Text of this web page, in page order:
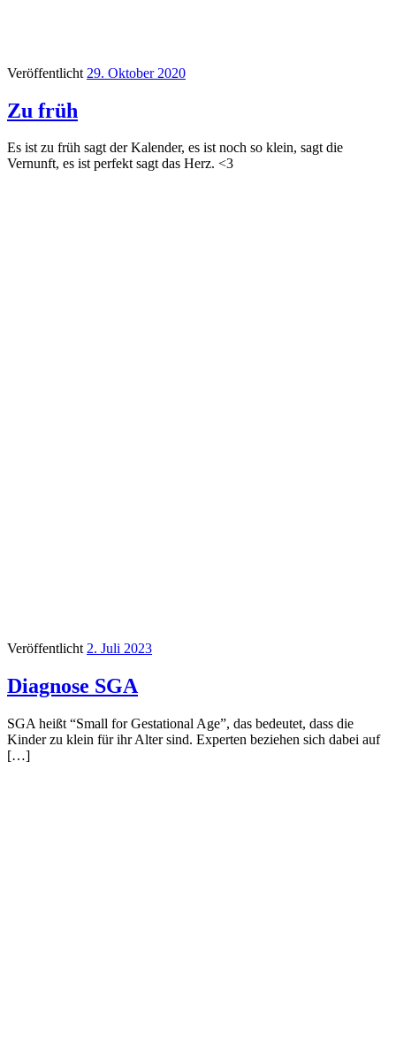
Veröffentlicht 29. Oktober 2020
Zu früh
Es ist zu früh sagt der Kalender, es ist noch so klein, sagt die
Vernunft, es ist perfekt sagt das Herz. <3
Veröffentlicht2. Juli 2023
Diagnose SGA
SGA heißt “Small for Gestational Age”, das bedeutet, dass die
Kinder zu klein für ihr Alter sind. Experten beziehen sich dabei auf
[…]